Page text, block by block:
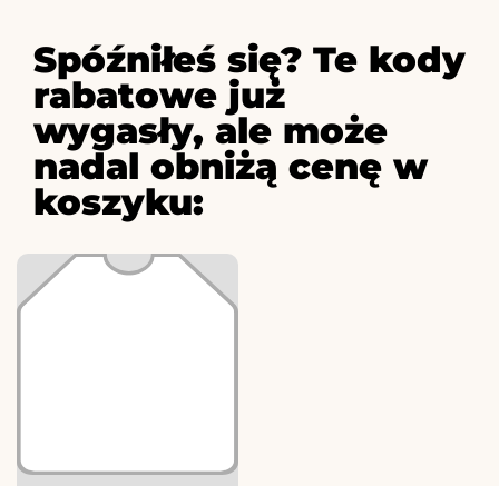
Spóźniłeś się? Te kody
rabatowe już
wygasły, ale może
nadal obniżą cenę w
koszyku: